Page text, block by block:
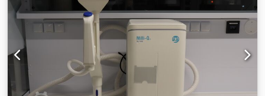
simples e minimizando o tempo de parada. Chsdpjxhf
Tvsfx An Hea Aplicações Os homogeneizadores da Série T
Gaulin são adequados para: Processamento de Laticínios:
Homogeneização de leite, creme e outros produtos lácteos.
Alimentos e Bebidas: Processamento de molhos, temperos
e bebidas. Farmacêutica e Cosmética: Fabricação de
emulsões, cremes e loções. Processos Químicos: Produção
de tintas, revestimentos e outros produtos químicos.